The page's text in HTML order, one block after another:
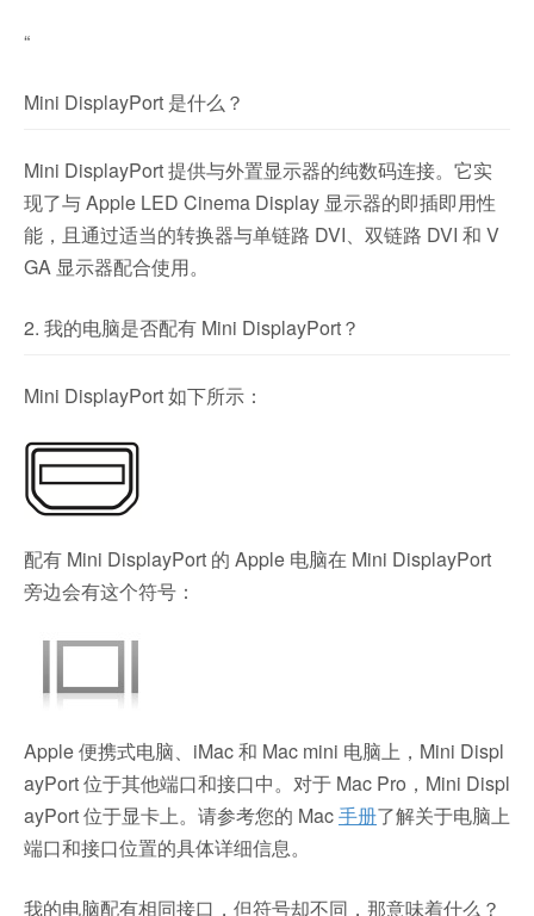
“
Mini DisplayPort 是什么？
Mini DisplayPort 提供与外置显示器的纯数码连接。它实
现了与 Apple LED Cinema Display 显示器的即插即用性
能，且通过适当的转换器与单链路 DVI、双链路 DVI 和 V
GA 显示器配合使用。
2. 我的电脑是否配有 Mini DisplayPort？
Mini DisplayPort 如下所示：
配有 Mini DisplayPort 的 Apple 电脑在 Mini DisplayPort
旁边会有这个符号：
Apple 便携式电脑、iMac 和 Mac mini 电脑上，Mini Displ
ayPort 位于其他端口和接口中。对于 Mac Pro，Mini Displ
ayPort 位于显卡上。请参考您的 Mac手册了解关于电脑上
端口和接口位置的具体详细信息。
我的电脑配有相同接口，但符号却不同，那意味着什么？